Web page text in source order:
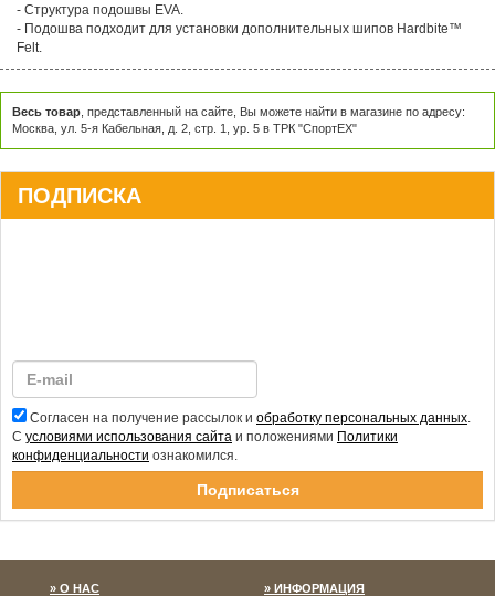
- Структура подошвы EVA.
- Подошва подходит для установки дополнительных шипов Hardbite™
Felt.
Весь товар , представленный на сайте, Вы можете найти в магазине по адресу:
Москва, ул. 5-я Кабельная, д. 2, стр. 1, ур. 5 в ТРК "СпортЕХ"
ПОДПИСКА
Согласен на получение рассылок и обработку персональных данных
С условиями использования сайта и положениями Политики
конфиденциальности ознакомился.
О НАС ИНФОРМАЦИЯ